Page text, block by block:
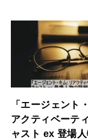
「エージェント
アクティベーテ
ャスト ex 登場